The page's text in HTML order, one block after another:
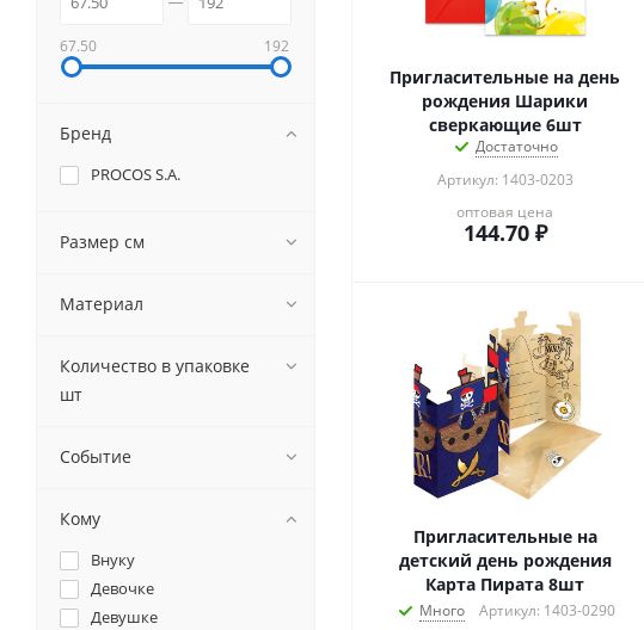
Пригласительные на день
рождения Шарики
сверкающие 6шт
Достаточно
Артикул: 1403-0203
оптовая цена
144.70₽
Пригласительные на
детский день рождения
Карта Пирата 8шт
Много
Артикул: 1403-0290
67.50 192
Бренд
PROCOS S.A.
Размер см
Материал
Количество в упаковке
шт
Событие
Кому
Внуку
Девочке
Девушке